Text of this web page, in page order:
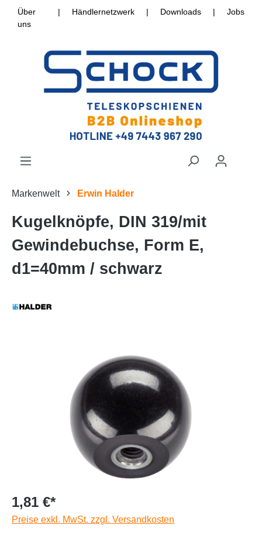
Über
uns
| Händlernetzwerk | Downloads | Jobs
Markenwelt Erwin Halder
Kugelknöpfe, DIN 319/mit
Gewindebuchse, Form E,
d1=40mm / schwarz
1,81 €*
Preise exkl. MwSt. zzgl. Versandkosten